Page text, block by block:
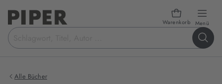
Warenkorb Menü
Suchbegriff
eingeben
Alle Bücher